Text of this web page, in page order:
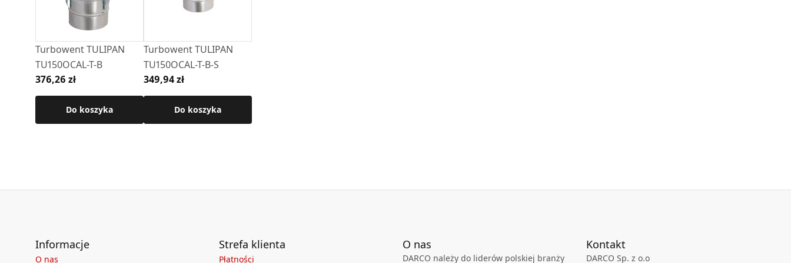
Turbowent TULIPAN
TU150OCAL-T-B
376,26 zł
Do koszyka
Turbowent TULIPAN
TU150OCAL-T-B-S
349,94 zł
Do koszyka
Informacje
O nas
Strefa klienta
Płatności
O nas
DARCO należy do liderów polskiej branży
Kontakt
DARCO Sp. z o.o